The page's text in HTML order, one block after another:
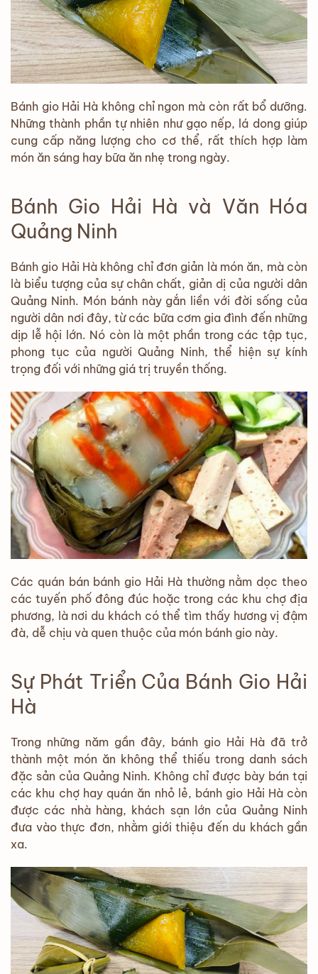
Bánh gio Hải Hà không chỉ ngon mà còn rất bổ dưỡng.
Những thành phần tự nhiên như gạo nếp, lá dong giúp
cung cấp năng lượng cho cơ thể, rất thích hợp làm
món ăn sáng hay bữa ăn nhẹ trong ngày.
Bánh Gio Hải Hà và Văn Hóa
Quảng Ninh
Bánh gio Hải Hà không chỉ đơn giản là món ăn, mà còn
là biểu tượng của sự chân chất, giản dị của người dân
Quảng Ninh. Món bánh này gắn liền với đời sống của
người dân nơi đây, từ các bữa cơm gia đình đến những
dịp lễ hội lớn. Nó còn là một phần trong các tập tục,
phong tục của người Quảng Ninh, thể hiện sự kính
trọng đối với những giá trị truyền thống.
Các quán bán bánh gio Hải Hà thường nằm dọc theo
các tuyến phố đông đúc hoặc trong các khu chợ địa
phương, là nơi du khách có thể tìm thấy hương vị đậm
đà, dễ chịu và quen thuộc của món bánh gio này.
Sự Phát Triển Của Bánh Gio Hải
Hà
Trong những năm gần đây, bánh gio Hải Hà đã trở
thành một món ăn không thể thiếu trong danh sách
đặc sản của Quảng Ninh. Không chỉ được bày bán tại
các khu chợ hay quán ăn nhỏ lẻ, bánh gio Hải Hà còn
được các nhà hàng, khách sạn lớn của Quảng Ninh
đưa vào thực đơn, nhằm giới thiệu đến du khách gần
xa.